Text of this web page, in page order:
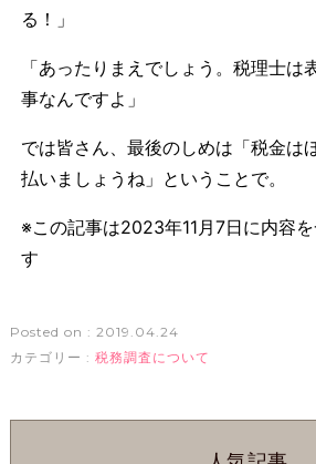
る！」
「あったりまえでしょう。税理士は
事なんですよ」
では皆さん、最後のしめは「税金は
払いましょうね」ということで。
※この記事は2023年11月7日に内容
す
Posted on : 2019.04.24
カテゴリー : 税務調査について